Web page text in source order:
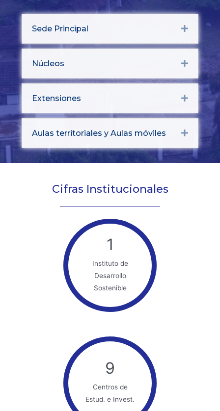
Sede Principal Expand
Núcleos Expand
Extensiones Expand
Aulas territoriales y Aulas móviles Expand
Cifras Institucionales
1
Instituto de
Desarrollo
Sostenible
9
Centros de
Estud. e Invest.